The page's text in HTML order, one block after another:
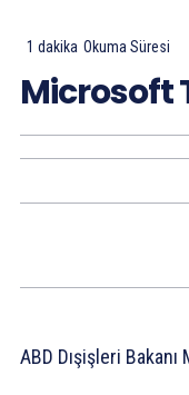
1 dakika Okuma Süresi
Microsoft
ABD Dışişleri